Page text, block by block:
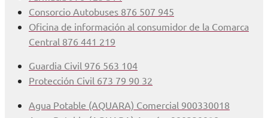
Consorcio Autobuses 876 507 945
Oficina de información al consumidor de la Comarca
Central 876 441 219
Guardia Civil 976 563 104
Protección Civil 673 79 90 32
Agua Potable (AQUARA) Comercial 900330018